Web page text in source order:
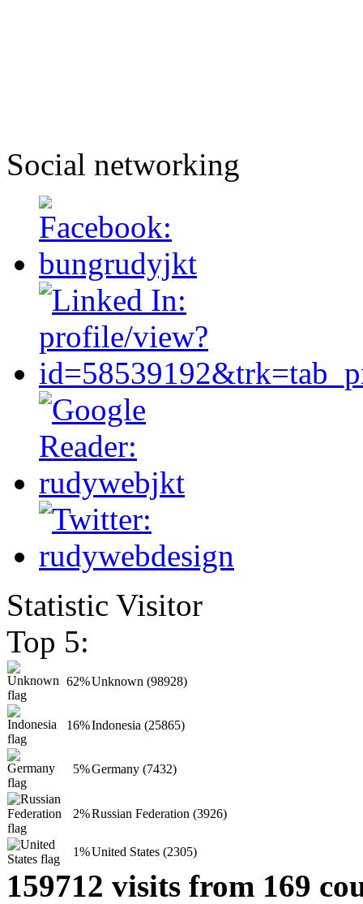
Social networking
Statistic Visitor
Top 5:
62%Unknown (98928)
16%Indonesia (25865)
5%Germany (7432)
2%Russian Federation (3926)
1%United States (2305)
159712 visits from 169